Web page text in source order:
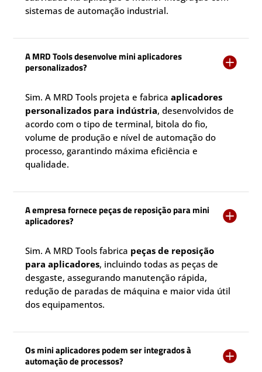
sistemas de automação industrial.
A MRD Tools desenvolve mini aplicadores
personalizados?

Sim. A MRD Tools projeta e fabricaaplicadores
personalizados para indústria, desenvolvidos de
acordo com o tipo de terminal, bitola do fio,
volume de produção e nível de automação do
processo, garantindo máxima eficiência e
qualidade.
A empresa fornece peças de reposição para mini
aplicadores?

Sim. A MRD Tools fabrica peças de reposição
para aplicadores, incluindo todas as peças de
desgaste, assegurando manutenção rápida,
redução de paradas de máquina e maior vida útil
dos equipamentos.
Os mini aplicadores podem ser integrados à
automação de processos?
